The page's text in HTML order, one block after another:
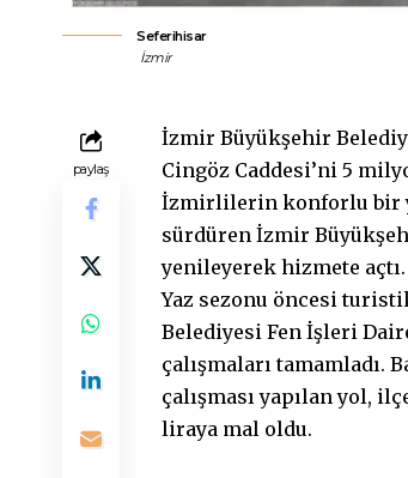
Seferihisar
İzmir
paylaş
İzmir Büyükşehir
Cingöz Caddesi’ni 5
İzmirlilerin konforlu bir
sürdüren İzmir
yenileyerek hizmete açtı.
Yaz sezonu öncesi
Belediyesi Fen İşleri
çalışmaları tamamladı.
çalışması yapılan yol,
liraya mal oldu.